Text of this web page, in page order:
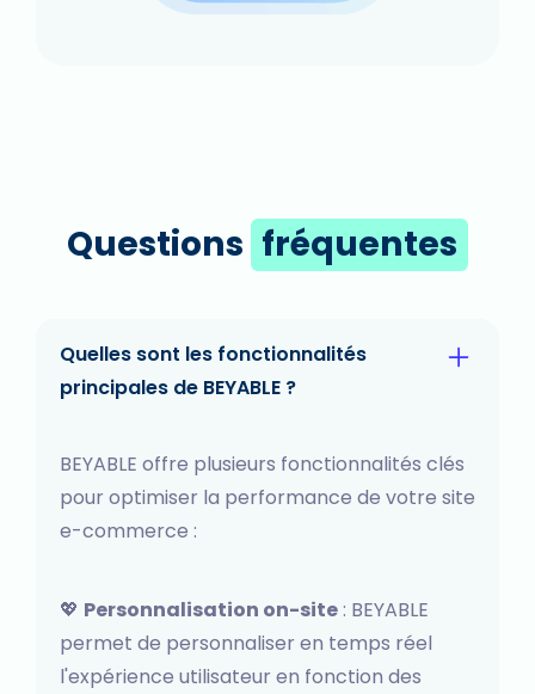
Questions fréquentes
Quelles sont les fonctionnalités
principales de BEYABLE ?
BEYABLE offre plusieurs fonctionnalités clés
pour optimiser la performance de votre site
e-commerce :
💖 Personnalisation on-site : BEYABLE
permet de personnaliser en temps réel
l'expérience utilisateur en fonction des